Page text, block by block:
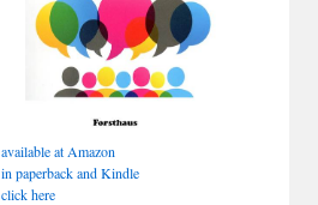
available at Amazon
in paperback and Kindle
click here